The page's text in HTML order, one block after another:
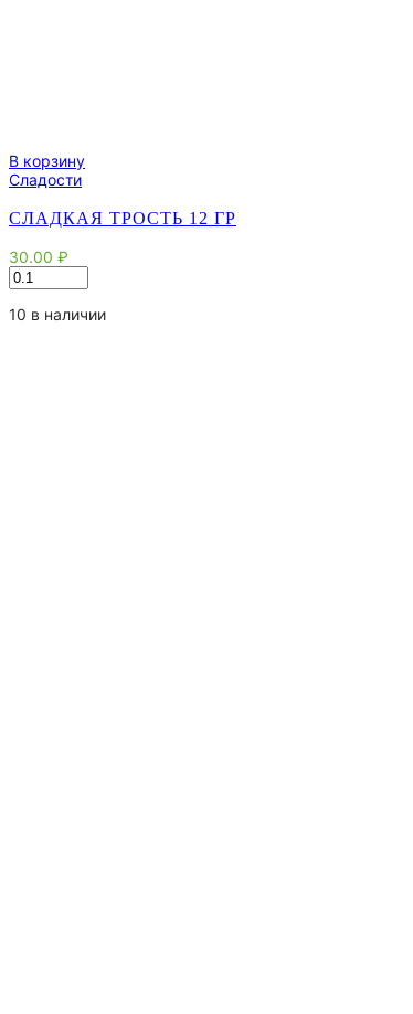
В корзину
Сладости
СЛАДКАЯ ТРОСТЬ 12 ГР
30.00 ₽
Количество
товара
Сладкая
10 в наличии